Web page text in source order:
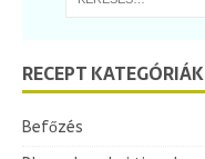
RECEPT KATEGÓRIÁK
Befőzés